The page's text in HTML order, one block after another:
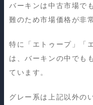
バーキンは中古市場で
難のため市場価格が非
特に「エトゥープ」「
は、バーキンの中でも
ています。
グレー系は上記以外の